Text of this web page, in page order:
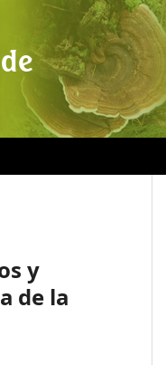
y
de la